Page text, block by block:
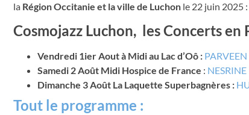
la Région Occitanie et la ville de Luchon le 22 juin 2025 :
Cosmojazz Luchon, les Concerts
Vendredi 1ier Aout à Midi au Lac d’Oô :
Samedi 2 Août Midi Hospice de France : NESRINE
Dimanche 3 Août La Laquette Superbagnères :
Tout le programme :